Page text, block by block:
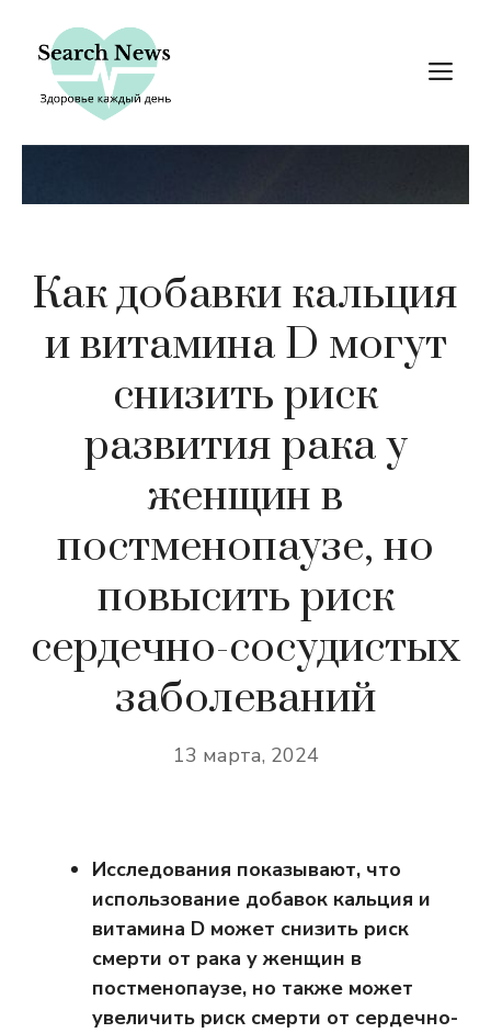
содержимому
Как добавки кальция
и витамина D могут
снизить риск
развития рака у
женщин в
постменопаузе, но
повысить риск
сердечно-сосудистых
заболеваний
13 марта, 2024
Исследования показывают, что
использование добавок кальция и
витамина D может снизить риск
смерти от рака у женщин в
постменопаузе, но также может
увеличить риск смерти от сердечно-